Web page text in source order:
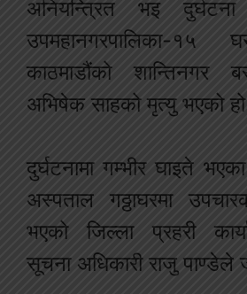
अनियन्त्रित भइ
उपमहानगरपालिका-
काठमाडौंको शान्तिनगर
अभिषेक साहको मृत्यु भएको
दुर्घटनामा गम्भीर घाइते
अस्पताल गठ्ठाघरमा
भएको जिल्ला प्रहरी
सूचना अधिकारी राजु पाण्डेले